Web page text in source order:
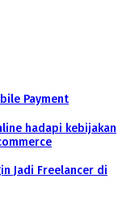
Payment
hadapi kebijakan
Jadi Freelancer di